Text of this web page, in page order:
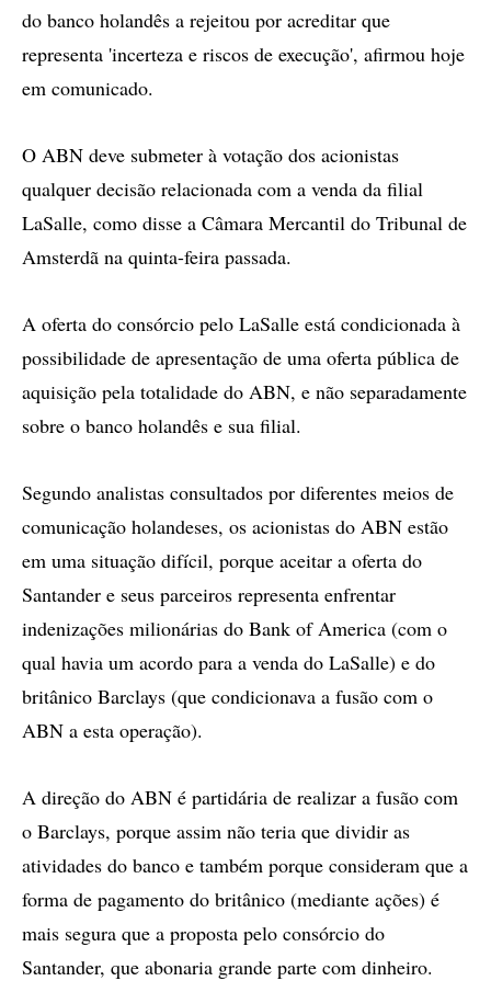
do banco holandês a rejeitou por acreditar que
representa 'incerteza e riscos de execução', afirmou hoje
em comunicado.
O ABN deve submeter à votação dos acionistas
qualquer decisão relacionada com a venda da filial
LaSalle, como disse a Câmara Mercantil do Tribunal de
Amsterdã na quinta-feira passada.
A oferta do consórcio pelo LaSalle está condicionada à
possibilidade de apresentação de uma oferta pública de
aquisição pela totalidade do ABN, e não separadamente
sobre o banco holandês e sua filial.
Segundo analistas consultados por diferentes meios de
comunicação holandeses, os acionistas do ABN estão
em uma situação difícil, porque aceitar a oferta do
Santander e seus parceiros representa enfrentar
indenizações milionárias do Bank of America (com o
qual havia um acordo para a venda do LaSalle) e do
britânico Barclays (que condicionava a fusão com o
ABN a esta operação).
A direção do ABN é partidária de realizar a fusão com
o Barclays, porque assim não teria que dividir as
atividades do banco e também porque consideram que a
forma de pagamento do britânico (mediante ações) é
mais segura que a proposta pelo consórcio do
Santander, que abonaria grande parte com dinheiro.